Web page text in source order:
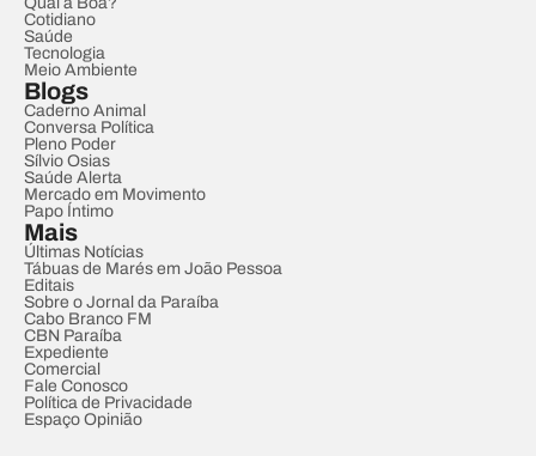
Cotidiano
Saúde
Tecnologia
Meio Ambiente
Blogs
Caderno Animal
Conversa Política
Pleno Poder
Sílvio Osias
Saúde Alerta
Mercado em Movimento
Papo Íntimo
Mais
Últimas Notícias
Tábuas de Marés em João Pessoa
Editais
Sobre o Jornal da Paraíba
Cabo Branco FM
CBN Paraíba
Expediente
Comercial
Fale Conosco
Política de Privacidade
Espaço Opinião